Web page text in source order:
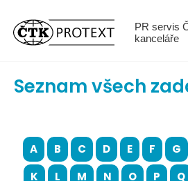
PR servis
kanceláře
Seznam všech
A B C D E F G
K
L M N O P Q